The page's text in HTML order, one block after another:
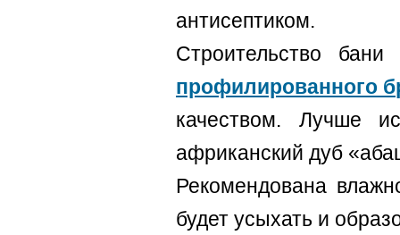
антисептиком.
Строительство
профилированного
качеством. Лучше
африканский дуб
Рекомендована
будет усыхать и